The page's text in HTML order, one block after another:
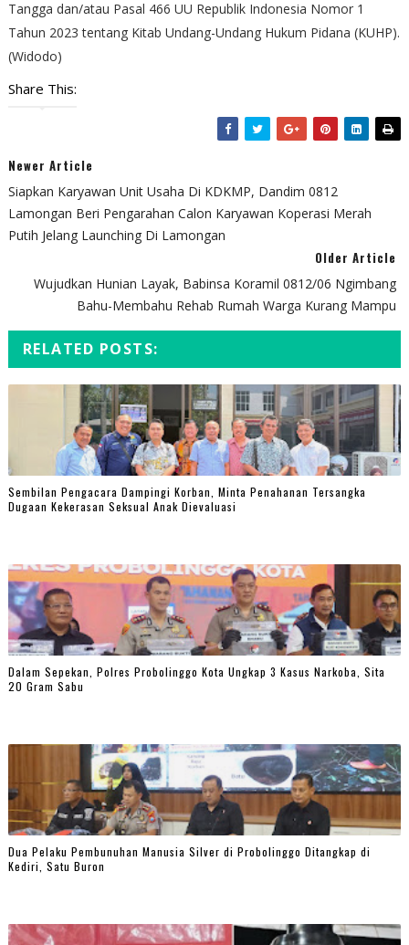
Tangga dan/atau Pasal 466 UU Republik Indonesia Nomor 1
Tahun 2023 tentang Kitab Undang-Undang Hukum Pidana (KUHP).
(Widodo)
Share This:
Newer Article
Siapkan Karyawan Unit Usaha Di KDKMP, Dandim 0812
Lamongan Beri Pengarahan Calon Karyawan Koperasi Merah
Putih Jelang Launching Di Lamongan
Older Article
Wujudkan Hunian Layak, Babinsa Koramil 0812/06 Ngimbang
Bahu-Membahu Rehab Rumah Warga Kurang Mampu
RELATED POSTS:
Sembilan Pengacara Dampingi Korban, Minta Penahanan Tersangka
Dugaan Kekerasan Seksual Anak Dievaluasi
Dalam Sepekan, Polres Probolinggo Kota Ungkap 3 Kasus Narkoba, Sita
20 Gram Sabu
Dua Pelaku Pembunuhan Manusia Silver di Probolinggo Ditangkap di
Kediri, Satu Buron